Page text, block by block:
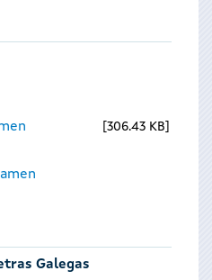
306.43 KB
Galegas